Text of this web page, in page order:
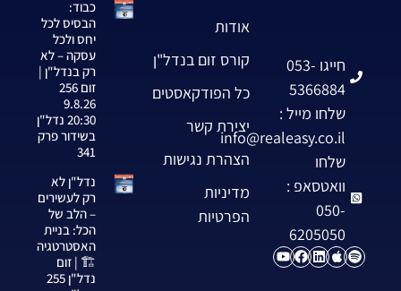
חייגו 053-
5366884
שלחו מייל :
info@realeasy.co.il
שלחו
וואטסאפ :
050-
6205050
אודות
קורס זום בנדל"ן
כל הפודקאסטים
יצירת קשר
הצהרת נגישות
מדיניות
הפרטיות
כבוד:
הבסיס לכל
יחס ולכל
עסקה – לא
רק בנדל"ן |
זום 256
9.8.26
20:30 נדל"ן
בשידור פרק
341
נדל"ן לא
רק לעשירים
– הלב של
הכל: בניית
האסטרטגיה
🏗️ | זום
נדל"ן 255